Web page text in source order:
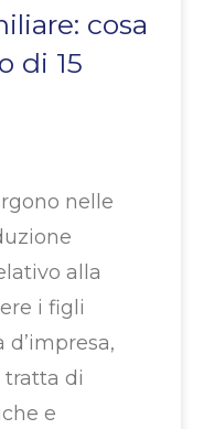
cosa
di 15
nelle
alla
i figli
di
e